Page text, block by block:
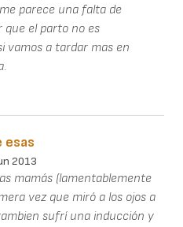
parece una falta de
que el parto no es
vamos a tardar mas en
esas
2013
mamás (lamentablemente
vez que miró a los ojos a
sufrí una inducción y